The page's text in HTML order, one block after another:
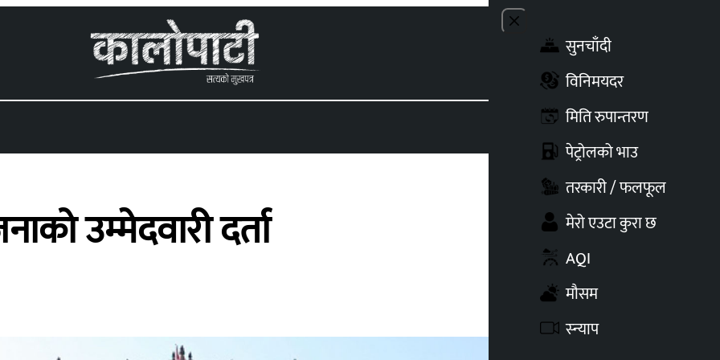
Close menu
सुनचाँदी
विनिमयदर
मिति रुपान्तरण
पेट्रोलको भाउ
तरकारी / फलफूल
मेरो एउटा कुरा छ
AQI
मौसम
स्न्याप
उम्मेदवारी दर्ता